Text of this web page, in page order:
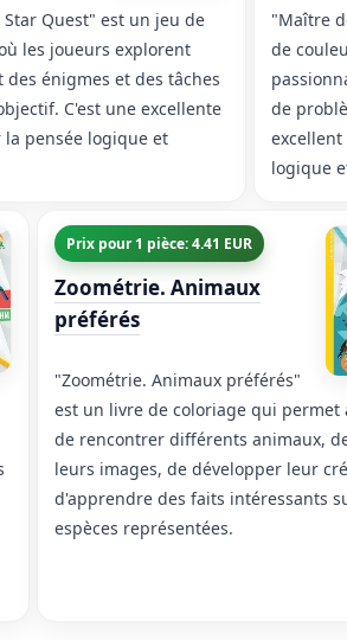
Quest" est un jeu de
les joueurs explorent
des énigmes et des tâches
C'est une excellente
pensée logique et
"Maître
de
de
logique
Prix pour 1 pièce: 4.41 EUR
Zoométrie. Animaux
préférés
"Zoométrie. Animaux préférés"
est un livre de coloriage qui permet
de rencontrer différents animaux,
leurs images, de développer leur
d'apprendre des faits intéressants
espèces représentées.